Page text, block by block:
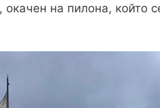
, окачен на пилона, който